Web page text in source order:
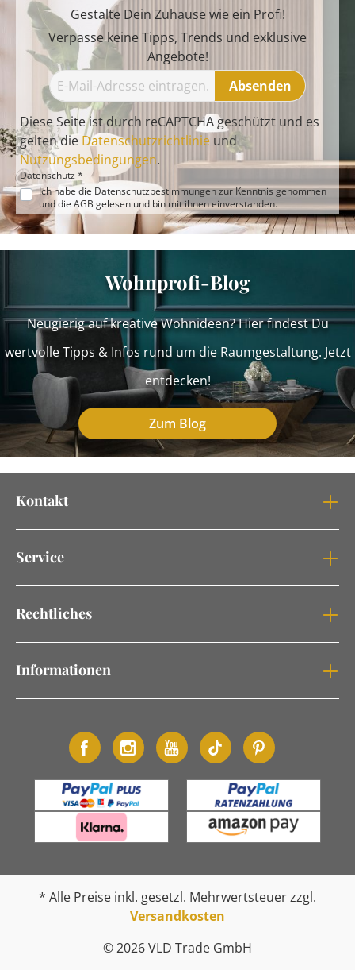
Gestalte Dein Zuhause wie ein Profi!
Verpasse keine Tipps, Trends und exklusive
Angebote!
Absenden
Diese Seite ist durch reCAPTCHA geschützt und es
gelten die Datenschutzrichtlinie und
Nutzungsbedingungen.
Datenschutz *
Ich habe die Datenschutzbestimmungenzur Kenntnis genommen
und die AGB gelesen und bin mit ihnen einverstanden.
Wohnprofi-Blog
Neugierig auf kreative Wohnideen? Hier findest Du
wertvolle Tipps & Infos rund um die Raumgestaltung. Jetzt
entdecken!
Zum Blog
Kontakt
Service
Rechtliches
Informationen
* Alle Preise inkl. gesetzl. Mehrwertsteuer zzgl.
Versandkosten
© 2026 VLD Trade GmbH